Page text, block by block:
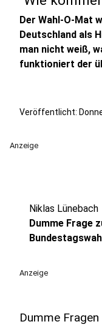
Der Wahl-O-Mat
Deutschland als
man nicht weiß,
funktioniert der
Veröffentlicht:
Anzeige
Niklas Lünebach
Dumme Frage
Anzeige
Dumme